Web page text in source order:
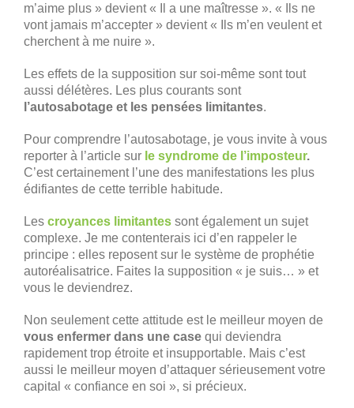
m’aime plus » devient « Il a une maîtresse ». « Ils ne
vont jamais m’accepter » devient « Ils m’en veulent et
cherchent à me nuire ».
Les effets de la supposition sur soi-même sont tout
aussi délétères. Les plus courants sont
l’autosabotage et les pensées limitantes.
Pour comprendre l’autosabotage, je vous invite à vous
reporter à l’article sur le syndrome de l’imposteur.
C’est certainement l’une des manifestations les plus
édifiantes de cette terrible habitude.
Les croyances limitantes sont également un sujet
complexe. Je me contenterais ici d’en rappeler le
principe : elles reposent sur le système de prophétie
autoréalisatrice. Faites la supposition « je suis… » et
vous le deviendrez.
Non seulement cette attitude est le meilleur moyen de
vous enfermer dans une case qui deviendra
rapidement trop étroite et insupportable. Mais c’est
aussi le meilleur moyen d’attaquer sérieusement votre
capital « confiance en soi », si précieux.